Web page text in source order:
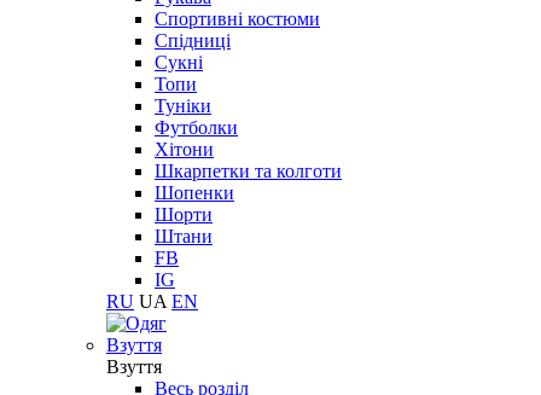
Спортивні костюми
Спідниці
Сукні
Топи
Туніки
Футболки
Хітони
Шкарпетки та колготи
Шопенки
Шорти
Штани
FB
IG
RU UA EN
Взуття
Взуття
Весь розділ